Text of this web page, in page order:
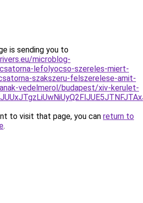
is sending you to
microblog-
lefolyocso-szereles-miert-
szakszeru-felszerelese-amit-
vedelmerol/budapest/xiv-kerulet-
to visit that page, you can return to
.